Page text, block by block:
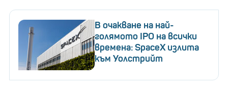
В очакване на най-
голямото IPO на всички
времена: SpaceX излита
към Уолстрийт